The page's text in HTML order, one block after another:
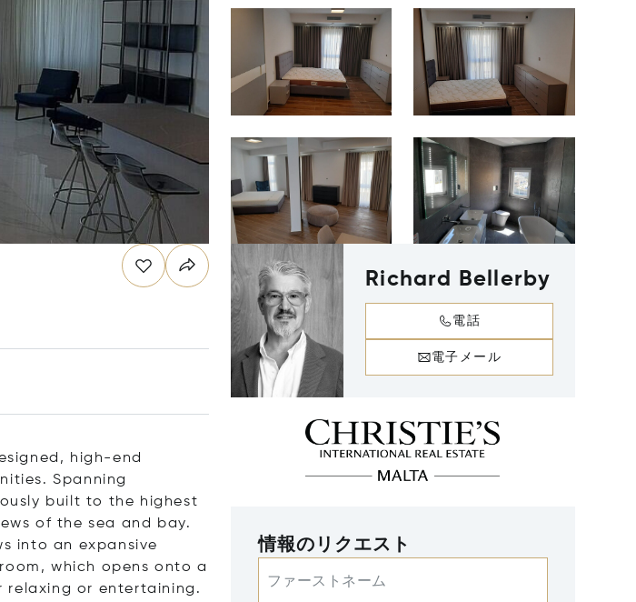
high-end
Spanning
built to the highest
of the sea and bay.
into an expansive
which opens onto a
relaxing or entertaining.
Richard Bellerby
電話
電子メール
情報のリクエスト
ファーストネーム